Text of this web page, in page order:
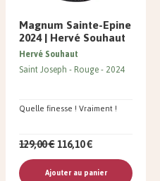
Magnum Sainte-Epine
2024 | Hervé Souhaut
Quelle finesse ! Vraiment !
Hervé Souhaut
Saint Joseph Rouge 2024
129,00 €116,10 €
Ajouter au panier